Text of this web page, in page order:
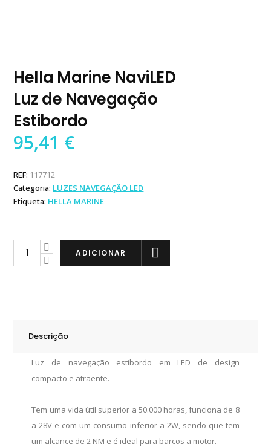
Hella Marine NaviLED
Luz de Navegação
Estibordo
95,41 €
REF: 117712
Categoria: LUZES NAVEGAÇÃO LED
Etiqueta: HELLA MARINE
Hella
Estibordo
ADICIONAR
Descrição
Luz de navegação estibordo em LED de design
compacto e atraente.
Tem uma vida útil superior a 50.000 horas, funciona de 8
a 28V e com um consumo inferior a 2W, sendo que tem
um alcance de 2 NM e é ideal para barcos a motor.